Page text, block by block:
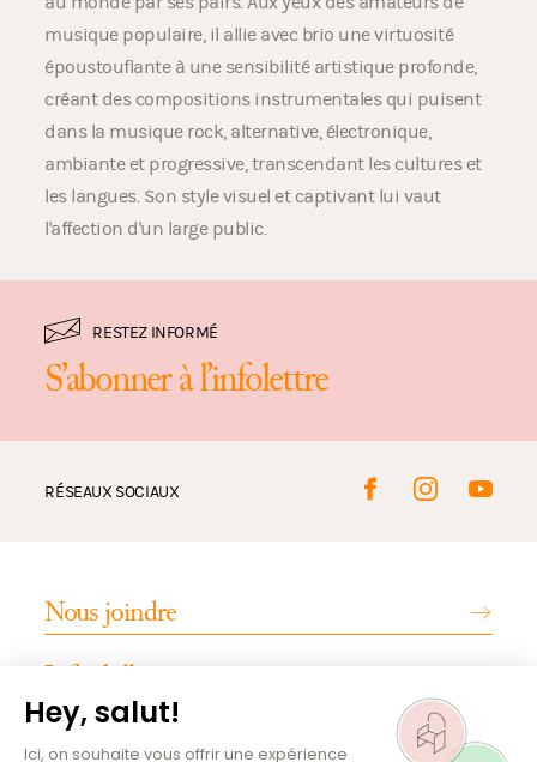
musique populaire, il allie avec brio une virtuosité
époustouflante à une sensibilité artistique profonde,
créant des compositions instrumentales qui puisent
dans la musique rock, alternative, électronique,
ambiante et progressive, transcendant les cultures et
les langues. Son style visuel et captivant lui vaut
l'affection d'un large public.
RESTEZ INFORMÉ
S’abonner à l’infolettre
RÉSEAUX SOCIAUX
Nous joindre
Infos billetterie
INFOS PRATIQUES